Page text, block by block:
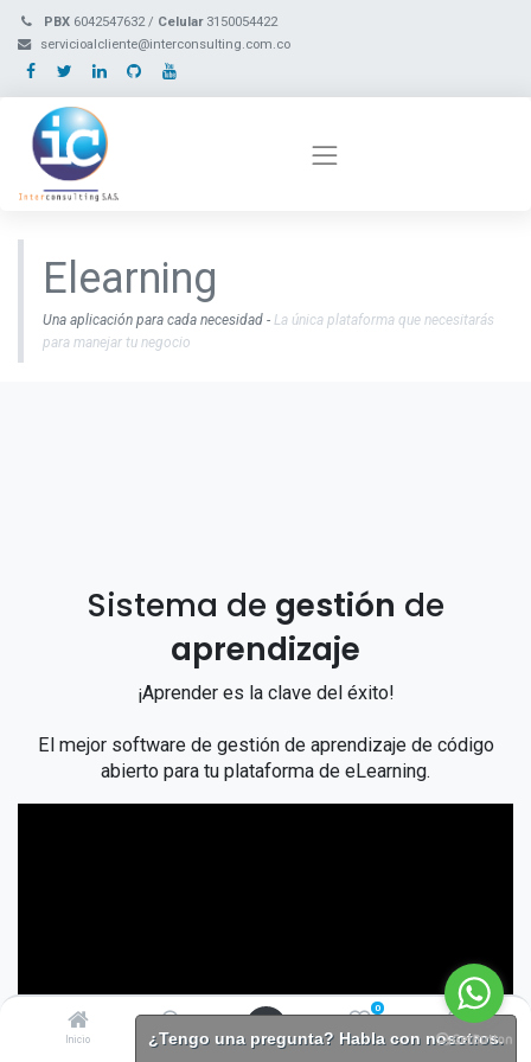
Inicio Buscar
0
Lista de
Account
PBX 6042547632 / Celular3150054422
servicioalcliente@interconsulting.com.co
Elearning
Una aplicación para cada necesidad - La única plataforma que necesitarás
para manejar tu negocio
Sistema de gestión de
aprendizaje
¡Aprender es la clave del éxito!
El mejor software de gestión de aprendizaje de código
abierto para tu plataforma de eLearning.
¿Tengo una pregunta? Habla con nosotros.